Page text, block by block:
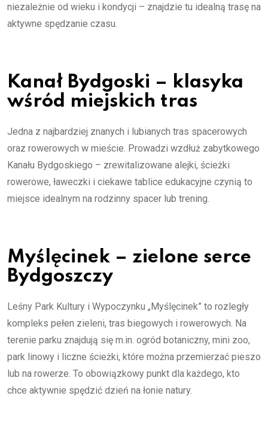
niezależnie od wieku i kondycji – znajdzie tu idealną trasę na
aktywne spędzanie czasu.
Kanał Bydgoski – klasyka
wśród miejskich tras
Jedna z najbardziej znanych i lubianych tras spacerowych
oraz rowerowych w mieście. Prowadzi wzdłuż zabytkowego
Kanału Bydgoskiego – zrewitalizowane alejki, ścieżki
rowerowe, ławeczki i ciekawe tablice edukacyjne czynią to
miejsce idealnym na rodzinny spacer lub trening.
Myślęcinek – zielone serce
Bydgoszczy
Leśny Park Kultury i Wypoczynku „Myślęcinek” to rozległy
kompleks pełen zieleni, tras biegowych i rowerowych. Na
terenie parku znajdują się m.in. ogród botaniczny, mini zoo,
park linowy i liczne ścieżki, które można przemierzać pieszo
lub na rowerze. To obowiązkowy punkt dla każdego, kto
chce aktywnie spędzić dzień na łonie natury.